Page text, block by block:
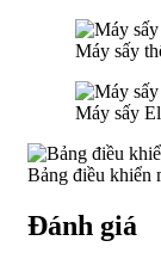
Máy sấy
Máy sấy
Bảng điều khiển
Đánh giá